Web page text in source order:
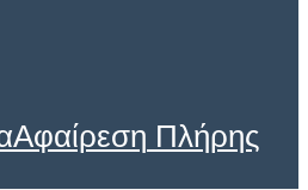
Αφαίρεση Πλήρης